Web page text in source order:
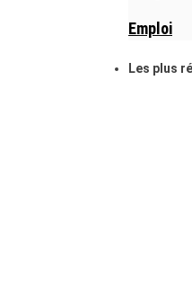
Emploi
Les plus